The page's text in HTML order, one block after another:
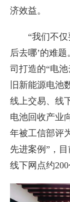
济效益。
“我们不
后去哪’的难
司打造的“电
旧新能源电池
线上交易、线
电池回收产业
年被工信部评
先进案例”，
线下网点约